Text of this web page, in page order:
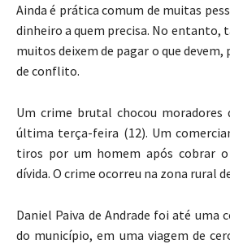
Ainda é prática comum de muitas
dinheiro a quem precisa. No entanto,
muitos deixem de pagar o que
de conflito.
Um crime brutal chocou moradores
última terça-feira (12). Um
tiros por um homem após cobrar
dívida. O crime ocorreu na zona rural
Daniel Paiva de Andrade foi até uma
do município, em uma viagem de